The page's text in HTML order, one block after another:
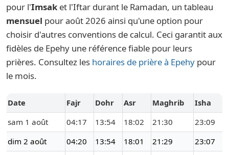
pour l'Imsak et l'Iftar durant le Ramadan, un tableau
mensuel pour août 2026 ainsi qu'une option pour
choisir d'autres conventions de calcul. Ceci garantit aux
fidèles de Epehy une référence fiable pour leurs
prières. Consultez les horaires de prière à Epehy pour
le mois.
Date Fajr Dohr Asr Maghrib
Isha
sam 1 août
04:17 13:54 18:02 21:30
23:09
dim 2 août
04:20 13:54 18:01 21:29
23:07